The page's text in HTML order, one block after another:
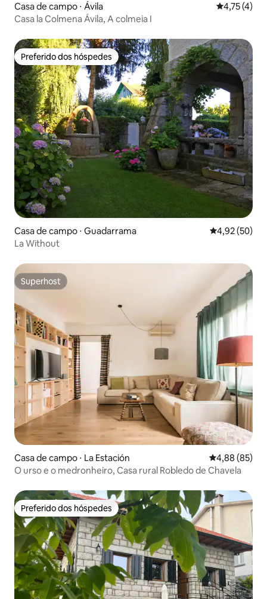
Casa de campo ⋅ Ávila‎ 4,75 de
4,75 (4)
Casa la Colmena Ávila, A colmeia I
Preferido dos hóspedes
Preferido dos hóspedes
Casa de campo ⋅ Guadarrama 4,92 de uma
4,92 (50)
La Without
Superhost
Superhost
Casa de campo ⋅ La Estación 4,88 de uma
4,88 (85)
O urso e o medronheiro, Casa rural Robledo de Chavela
Preferido dos hóspedes
Preferido dos hóspedes